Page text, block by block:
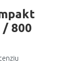
800